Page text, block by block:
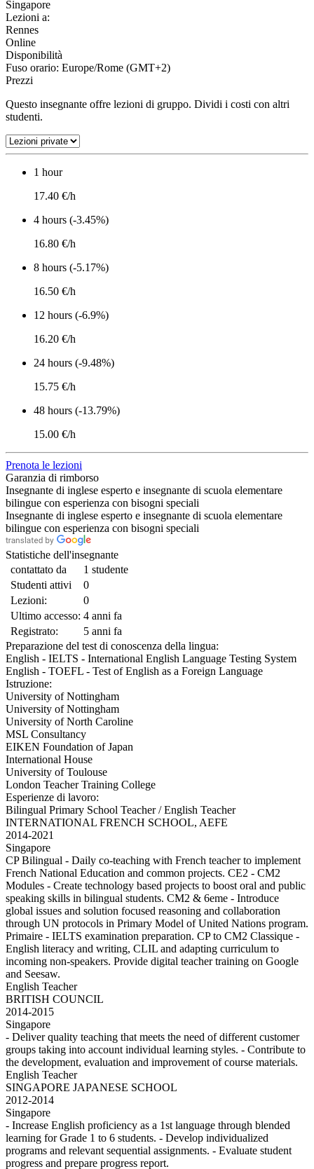
Singapore
Lezioni a:
Rennes
Online
Disponibilità
Fuso orario: Europe/Rome (GMT+2)
Prezzi
Questo insegnante offre lezioni di gruppo. Dividi i costi con altri
studenti.
1 hour
17.40 €/h
4 hours (-3.45%)
16.80 €/h
8 hours (-5.17%)
16.50 €/h
12 hours (-6.9%)
16.20 €/h
24 hours (-9.48%)
15.75 €/h
48 hours (-13.79%)
15.00 €/h
Prenota le lezioni
Garanzia di rimborso
Insegnante di inglese esperto e insegnante di scuola elementare
bilingue con esperienza con bisogni speciali
Insegnante di inglese esperto e insegnante di scuola elementare
bilingue con esperienza con bisogni speciali
Statistiche dell'insegnante
contattato da
1 studente
Studenti attivi
0
Lezioni:
0
Ultimo accesso: 4 anni fa
Registrato:
5 anni fa
Preparazione del test di conoscenza della lingua:
English - IELTS - International English Language Testing System
English - TOEFL - Test of English as a Foreign Language
Istruzione:
University of Nottingham
University of Nottingham
University of North Caroline
MSL Consultancy
EIKEN Foundation of Japan
International House
University of Toulouse
London Teacher Training College
Esperienze di lavoro:
Bilingual Primary School Teacher / English Teacher
INTERNATIONAL FRENCH SCHOOL, AEFE
2014-2021
Singapore
CP Bilingual - Daily co-teaching with French teacher to implement
French National Education and common projects. CE2 - CM2
Modules - Create technology based projects to boost oral and public
speaking skills in bilingual students. CM2 & 6eme - Introduce
global issues and solution focused reasoning and collaboration
through UN protocols in Primary Model of United Nations program.
Primaire - IELTS examination preparation. CP to CM2 Classique -
English literacy and writing, CLIL and adapting curriculum to
incoming non-speakers. Provide digital teacher training on Google
and Seesaw.
English Teacher
BRITISH COUNCIL
2014-2015
Singapore
- Deliver quality teaching that meets the need of different customer
groups taking into account individual learning styles. - Contribute to
the development, evaluation and improvement of course materials.
English Teacher
SINGAPORE JAPANESE SCHOOL
2012-2014
Singapore
- Increase English proficiency as a 1st language through blended
learning for Grade 1 to 6 students. - Develop individualized
programs and relevant sequential assignments. - Evaluate student
progress and prepare progress report.